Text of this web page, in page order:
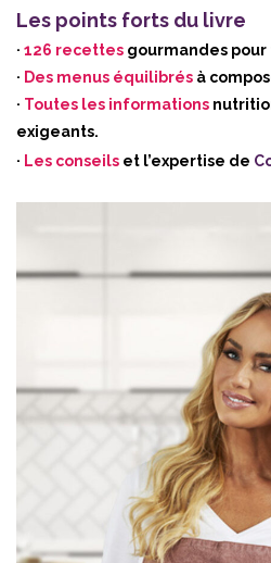
Les points forts du livre
· 126 recettes gourmandes
· Des menus équilibrés à
· Toutes les informations
exigeants.
· Les conseils et l’expertise de